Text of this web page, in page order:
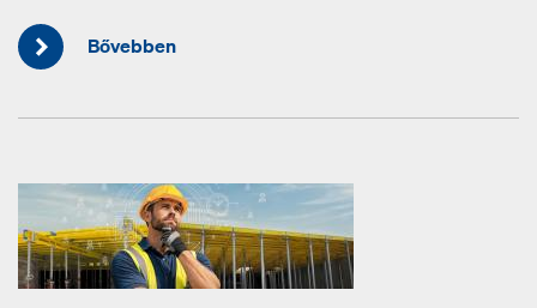
Bővebben